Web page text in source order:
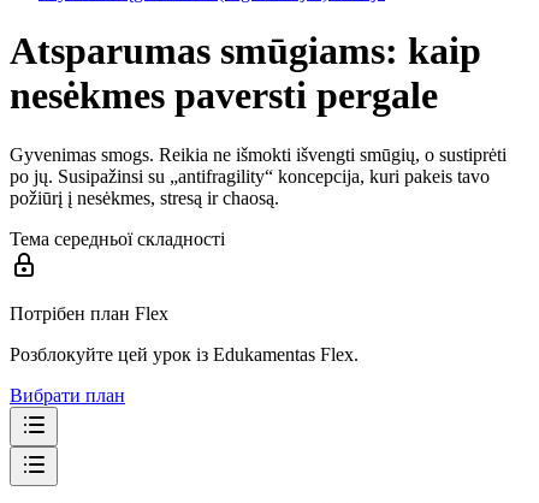
Atsparumas smūgiams: kaip
nesėkmes paversti pergale
Gyvenimas smogs. Reikia ne išmokti išvengti smūgių, o sustiprėti
po jų. Susipažinsi su „antifragility“ koncepcija, kuri pakeis tavo
požiūrį į nesėkmes, stresą ir chaosą.
Тема середньої складності
Потрібен план Flex
Розблокуйте цей урок із Edukamentas Flex.
Вибрати план